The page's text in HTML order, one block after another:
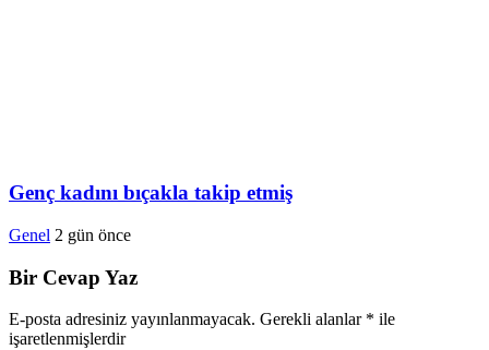
Genç kadını bıçakla takip etmiş
Genel 2 gün önce
Bir Cevap Yaz
E-posta adresiniz yayınlanmayacak. Gerekli alanlar * ile
işaretlenmişlerdir